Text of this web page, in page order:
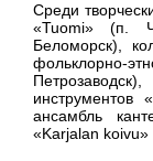
Среди
«Tuomi» (п.
Беломорск),
фольклорно-
инструментов
ансамбль
«Karjalan koivu»